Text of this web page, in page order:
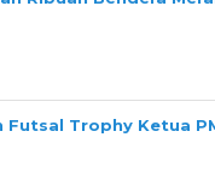
Trophy Ketua